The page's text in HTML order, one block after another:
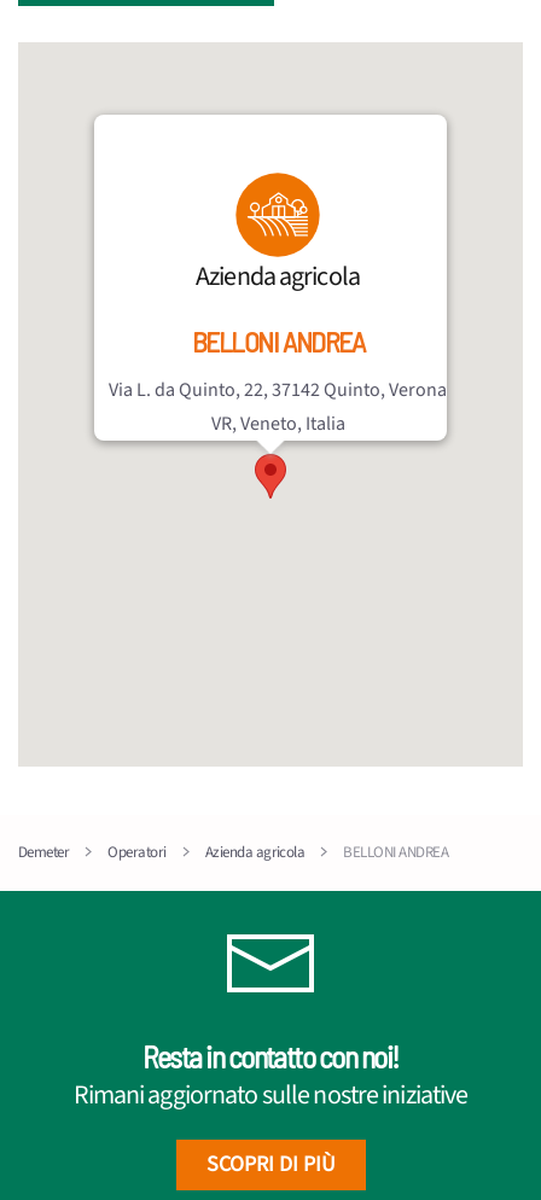
Azienda agricola
BELLONI ANDREA
Via L. da Quinto, 22, 37142 Quinto, Verona
VR, Veneto, Italia
Demeter Operatori Azienda agricola BELLONI ANDREA
Resta in contatto con noi!
Rimani aggiornato sulle nostre iniziative
SCOPRI DI PIÙ